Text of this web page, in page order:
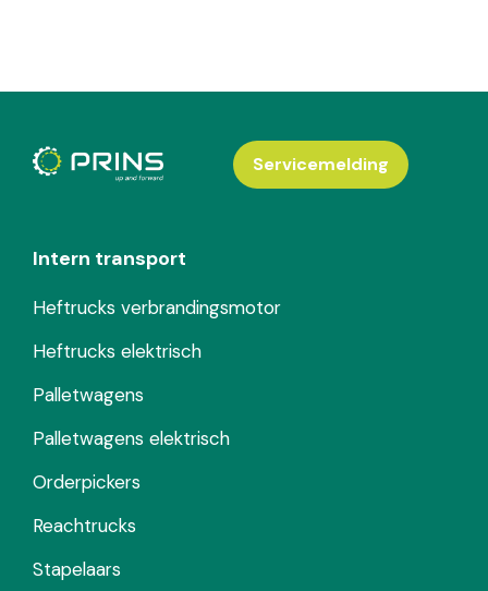
Intern transport
Heftrucks verbrandingsmotor
Heftrucks elektrisch
Palletwagens
Palletwagens elektrisch
Orderpickers
Reachtrucks
Stapelaars
Servicemelding